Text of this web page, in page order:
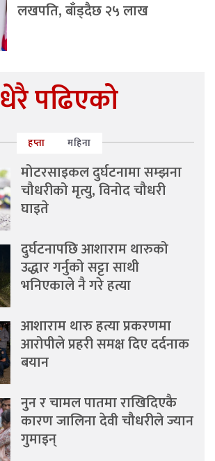
लखपति, बाँड्दैछ २५ लाख
धेरै पढिएको
हप्ता महिना
मोटरसाइकल दुर्घटनामा सम्झना
चौधरीको मृत्यु, विनोद चौधरी
घाइते
दुर्घटनापछि आशाराम थारुको
उद्धार गर्नुको सट्टा साथी
भनिएकाले नै गरे हत्या
आशाराम थारु हत्या प्रकरणमा
आरोपीले प्रहरी समक्ष दिए दर्दनाक
बयान
नुन र चामल पातमा राखिदिएकै
कारण जालिना देवी चौधरीले ज्यान
गुमाइन्